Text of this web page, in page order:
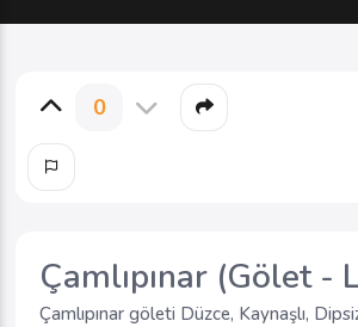
0
Çamlıpınar (Gölet -
Çamlıpınar göleti Düzce, Kaynaşlı,